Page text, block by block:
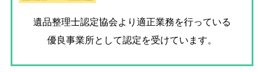
遺品整理士認定協会より適正業務を行っている
優良事業所として認定を受けています。